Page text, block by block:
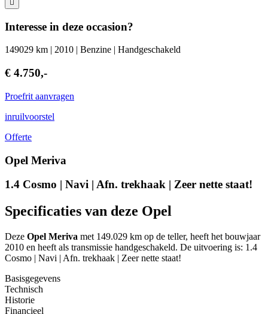
Interesse in deze occasion?
149029 km | 2010 | Benzine | Handgeschakeld
€ 4.750,-
Proefrit aanvragen
inruilvoorstel
Offerte
Opel Meriva
1.4 Cosmo | Navi | Afn. trekhaak | Zeer nette staat!
Specificaties van deze Opel
Deze Opel Meriva met 149.029 km op de teller, heeft het bouwjaar
2010 en heeft als transmissie handgeschakeld. De uitvoering is: 1.4
Cosmo | Navi | Afn. trekhaak | Zeer nette staat!
Basisgegevens
Technisch
Historie
Financieel